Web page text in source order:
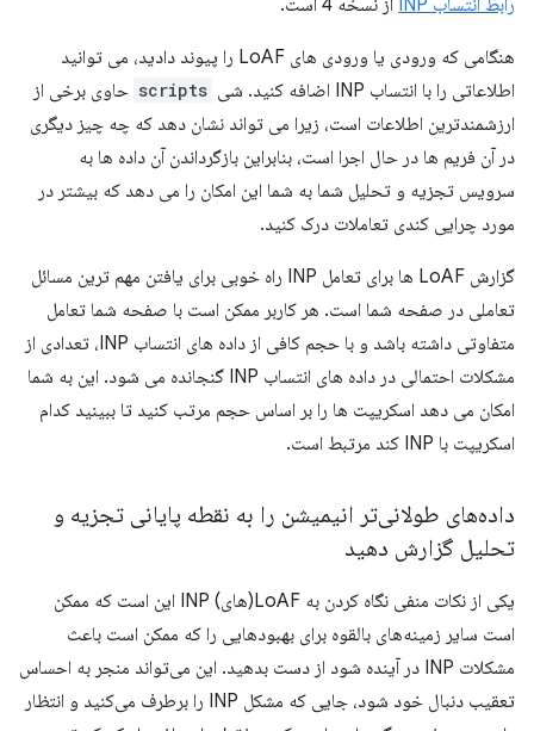
هنگامی که ورودی یا ورودی های LoAF را پیوند دادید، می توانید
اطلاعاتی را با انتساب INP اضافه کنید. شی
scripts حاوی برخی از
ارزشمندترین اطلاعات است، زیرا می تواند نشان دهد که چه چیز دیگری
در آن فریم ها در حال اجرا است، بنابراین بازگرداندن آن داده ها به
سرویس تجزیه و تحلیل شما به شما این امکان را می دهد که بیشتر در
مورد چرایی کندی تعاملات درک کنید.
گزارش LoAF ها برای تعامل INP راه خوبی برای یافتن مهم ترین مسائل
تعاملی در صفحه شما است. هر کاربر ممکن است با صفحه شما تعامل
متفاوتی داشته باشد و با حجم کافی از داده های انتساب INP، تعدادی از
مشکلات احتمالی در داده های انتساب INP گنجانده می شود. این به شما
امکان می دهد اسکریپت ها را بر اساس حجم مرتب کنید تا ببینید کدام
اسکریپت با INP کند مرتبط است.
داده‌های طولانی‌تر انیمیشن را به نقطه پایانی تجزیه و
تحلیل گزارش دهید
یکی از نکات منفی نگاه کردن به LoAF(های) INP این است که ممکن
است سایر زمینه‌های بالقوه برای بهبودهایی را که ممکن است باعث
مشکلات INP در آینده شود از دست بدهید. این می‌تواند منجر به احساس
تعقیب دنبال خود شود، جایی که مشکل INP را برطرف می‌کنید و انتظار